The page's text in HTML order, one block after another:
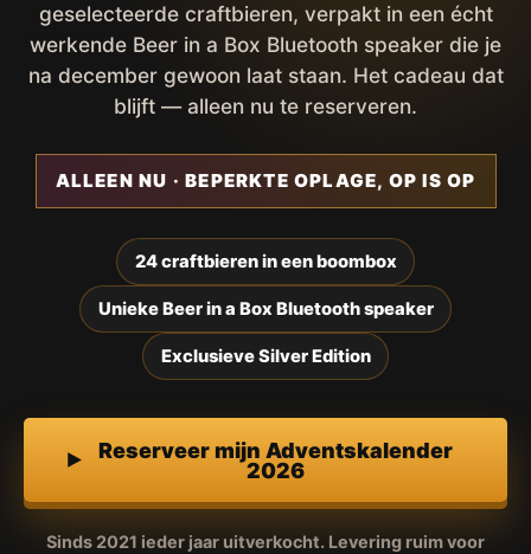
geselecteerde craftbieren, verpakt in een écht
werkende Beer in a Box Bluetooth speaker die je
na december gewoon laat staan. Het cadeau dat
blijft — alleen nu te reserveren.
ALLEEN NU · BEPERKTE OPLAGE, OP IS OP
24 craftbieren in een boombox
Unieke Beer in a Box Bluetooth speaker
Exclusieve Silver Edition
Reserveer mijn Adventskalender
2026
Sinds 2021 ieder jaar uitverkocht. Levering ruim voor